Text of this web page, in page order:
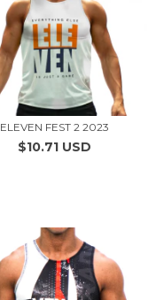
ELEVEN FEST 2 2023
$10.71 USD